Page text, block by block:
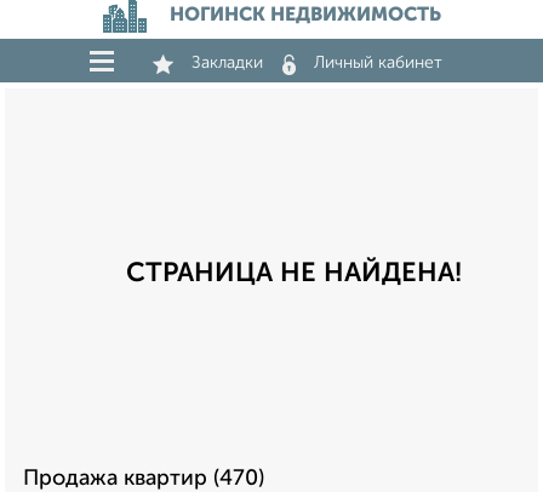
НОГИНСК НЕДВИЖИМОСТЬ
Закладки Личный кабинет
СТРАНИЦА НЕ НАЙДЕНА!
Продажа квартир (470)